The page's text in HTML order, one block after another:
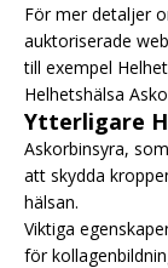
För mer detaljer
auktoriserade
till exempel
Helhetshälsa
Ytterligare
Askorbinsyra,
att skydda
hälsan.
Viktiga
för